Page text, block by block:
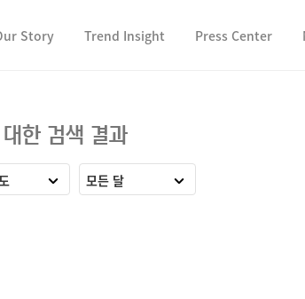
Story Trend Insight Press Center
한 검색 결과
모든 달